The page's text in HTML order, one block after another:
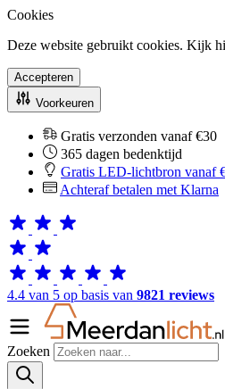
Cookies
Deze website gebruikt cookies. Kijk
Accepteren
Voorkeuren
Gratis verzonden vanaf €30
365 dagen bedenktijd
Gratis LED-lichtbron vanaf
Achteraf betalen met Klarna
4.4 van 5 op basis van 9821 reviews
Zoeken